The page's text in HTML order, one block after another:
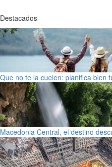
Destacados
Que no te la cuelen: planifica bien
Macedonia Central, el destino